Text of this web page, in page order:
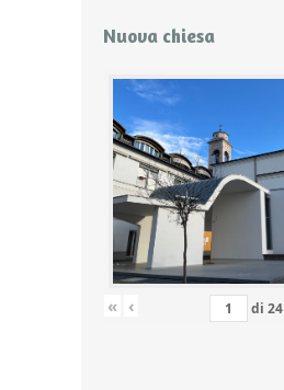
Nuova chiesa
« ‹ di 24